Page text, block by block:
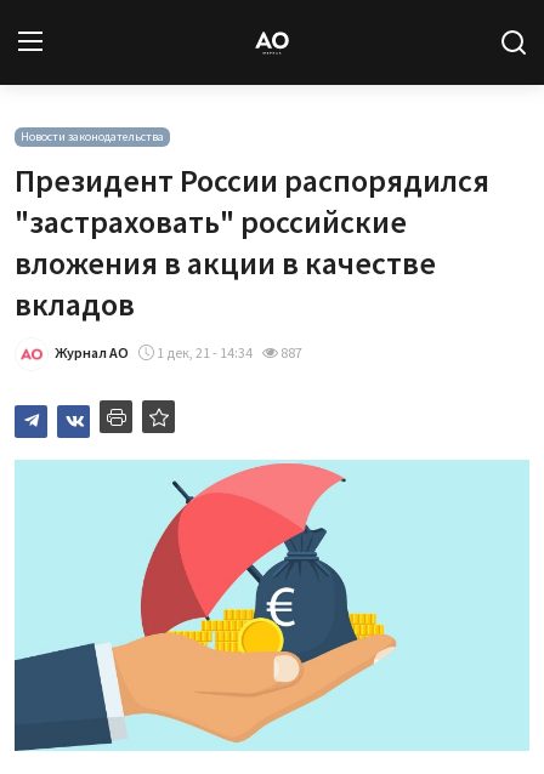
Вход
Новости
Статьи
Авторы
База знаний
Новости законодательства
Президент России распорядился
"застраховать" российские
вложения в акции в качестве
вкладов
Журнал АО 1 дек, 21 - 14:34 887